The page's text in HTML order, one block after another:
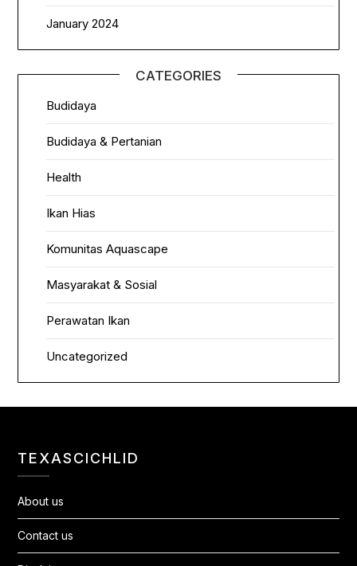
January 2024
CATEGORIES
Budidaya
Budidaya & Pertanian
Health
Ikan Hias
Komunitas Aquascape
Masyarakat & Sosial
Perawatan Ikan
Uncategorized
TEXASCICHLID
About us
Contact us